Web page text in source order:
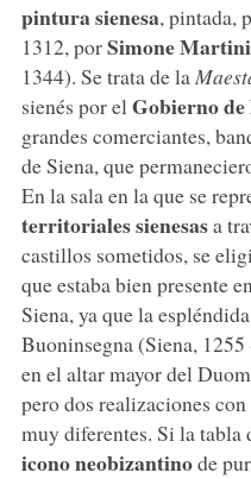
pintura sienesa, pintada,
1312, porSimone Martini
1344). Se trata de la
sienés por el Gobierno de
grandes comerciantes,
de Siena, que
En la sala en la que se
territoriales sienesasa
castillos sometidos, se
que estaba bien presente
Siena, ya que la espléndida
Buoninsegna (Siena,
en el altar mayor del
pero dos realizaciones
muy diferentes. Si la tabla
icono neobizantinode